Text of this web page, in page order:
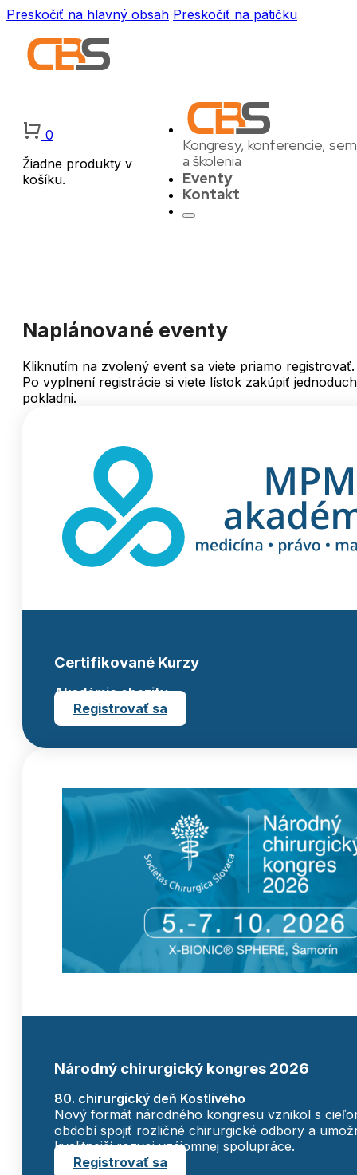
Preskočiť na hlavný obsah Preskočiť na pätičku
0
Žiadne produkty v
košíku.
Kongresy, konferencie,
a školenia
Eventy
Kontakt
Naplánované eventy
Kliknutím na zvolený event sa viete priamo registrovať.
Po vyplnení registrácie si viete lístok zakúpiť
pokladni.
Certifikované Kurzy
Akadémia obezity
Registrovať sa
Národný chirurgický kongres 2026
80. chirurgický deň Kostlivého
Nový formát národného kongresu vznikol s
období spojiť rozličné chirurgické odbory a
kvalitnejší rozvoj vzájomnej spolupráce.
Registrovať sa